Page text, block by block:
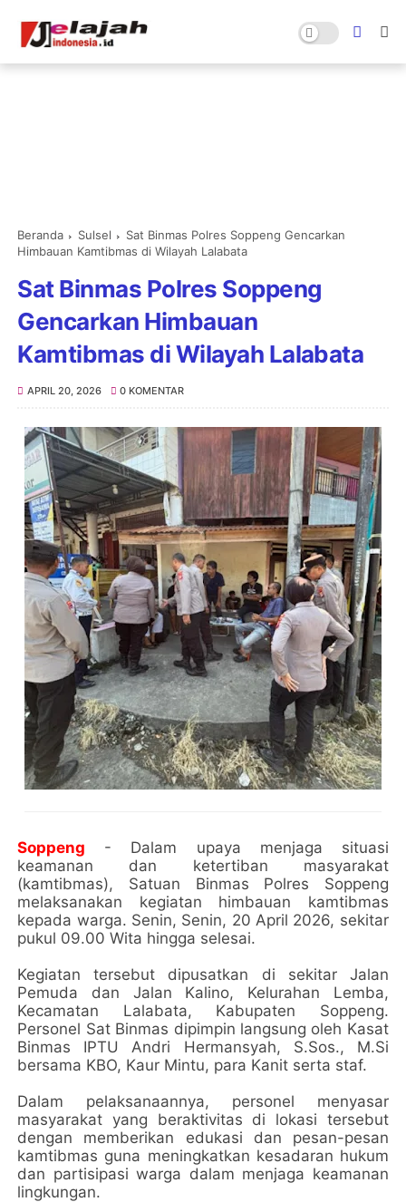
Beranda Sulsel
Sat Binmas Polres Soppeng Gencarkan
Himbauan Kamtibmas di Wilayah Lalabata
Sat Binmas Polres Soppeng
Gencarkan Himbauan
Kamtibmas di Wilayah Lalabata
APRIL 20, 2026 0 KOMENTAR
Soppeng - Dalam upaya menjaga situasi
keamanan dan ketertiban masyarakat
(kamtibmas), Satuan Binmas Polres Soppeng
melaksanakan kegiatan himbauan kamtibmas
kepada warga. Senin, Senin, 20 April 2026, sekitar
pukul 09.00 Wita hingga selesai.
Kegiatan tersebut dipusatkan di sekitar Jalan
Pemuda dan Jalan Kalino, Kelurahan Lemba,
Kecamatan Lalabata, Kabupaten Soppeng.
Personel Sat Binmas dipimpin langsung oleh Kasat
Binmas IPTU Andri Hermansyah, S.Sos., M.Si
bersama KBO, Kaur Mintu, para Kanit serta staf.
Dalam pelaksanaannya, personel menyasar
masyarakat yang beraktivitas di lokasi tersebut
dengan memberikan edukasi dan pesan-pesan
kamtibmas guna meningkatkan kesadaran hukum
dan partisipasi warga dalam menjaga keamanan
lingkungan.